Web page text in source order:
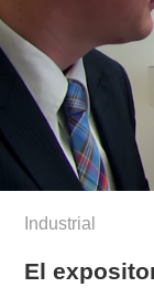
Industrial
El